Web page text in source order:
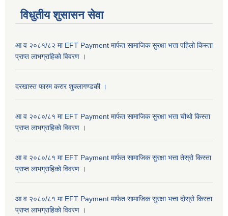
विधुतीय शुसासन सेवा
आ व २०८१/८२ मा EFT Payment मार्फत सामाजिक सुरक्षा भत्ता पहिलो किस्ता
प्राप्त लाभग्राहिकाे विवरण ।
दरखास्त फारम करार शुक्लागण्डकी ।
आ व २०८०/८१ मा EFT Payment मार्फत सामाजिक सुरक्षा भत्ता चौथो किस्ता
प्राप्त लाभग्राहिकाे विवरण ।
आ व २०८०/८१ मा EFT Payment मार्फत सामाजिक सुरक्षा भत्ता तेस्रो किस्ता
प्राप्त लाभग्राहिकाे विवरण ।
आ व २०८०/८१ मा EFT Payment मार्फत सामाजिक सुरक्षा भत्ता दोस्रो किस्ता
प्राप्त लाभग्राहिकाे विवरण ।